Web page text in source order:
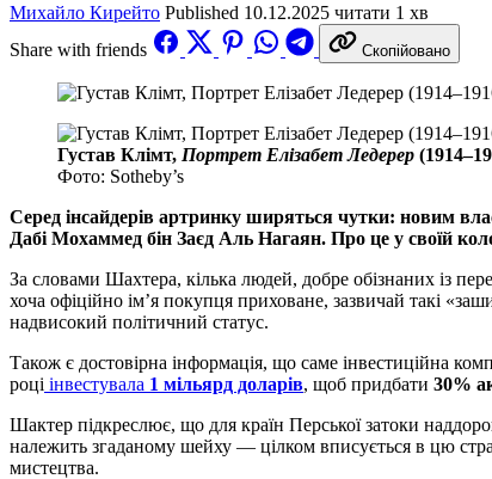
Михайло Кирейто Published 10.12.2025 читати 1 хв
Share with friends
Скопійовано
Густав Клімт, Портрет Елізабет Ледерер
Фото: Sotheby’s
Серед інсайдерів артринку ширяться чутки: новим
Дабі Мохаммед бін Заєд Аль Нагаян. Про це у своїй
За словами Шахтера, кілька людей, добре обізнаних із
хоча офіційно ім’я покупця приховане, зазвичай такі
надвисокий політичний статус.
Також є достовірна інформація, що саме інвестиційна
році інвестувала 1 мільярд доларів, щоб придбати 30%
Шактер підкреслює, що для країн Перської затоки
належить згаданому шейху — цілком вписується в цю
мистецтва.